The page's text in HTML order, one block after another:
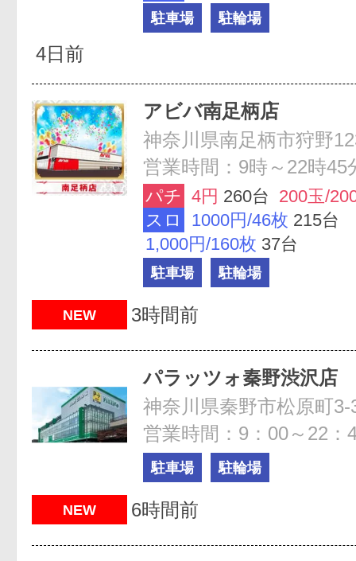
駐車場 駐輪場
4日前
アビバ南足柄店
神奈川県南足柄市狩野
営業時間：9時～22時45
パチ 4円 260台 200玉/
スロ
1000円/46枚 215台
1,000円/160枚 37台
駐車場 駐輪場
NEW 3時間前
パラッツォ秦野渋沢店
神奈川県秦野市松原町3-
営業時間：9：00～22：
駐車場 駐輪場
NEW 6時間前